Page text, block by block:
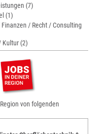
(7)
(1)
/ Recht / Consulting
Kultur (2)
von folgenden